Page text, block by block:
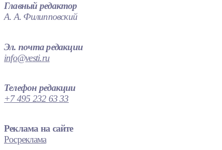
Главный редактор
А. А. Филипповский
Эл. почта редакции
info@vesti.ru
Телефон редакции
+7 495 232 63 33
Реклама на сайте
Росреклама